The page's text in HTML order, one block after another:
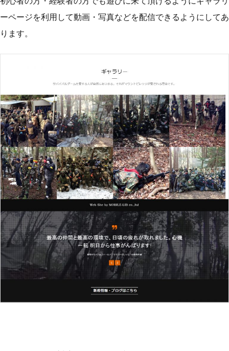
ーページを利用して動画・写真などを配信できるようにしてあ
ります。